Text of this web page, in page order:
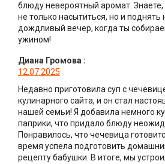
блюду невероятный аромат. Знаете,
не только насытиться, но и поднять
дождливый вечер, когда ты
ужином!
Диана Громова :
12.07.2025
Недавно приготовила суп с
кулинарного сайта, и он стал
нашей семьи! Я добавила немного
паприки, что придало блюду
Понравилось, что чечевица
время успела подготовить
рецепту бабушки. В итоге, мы